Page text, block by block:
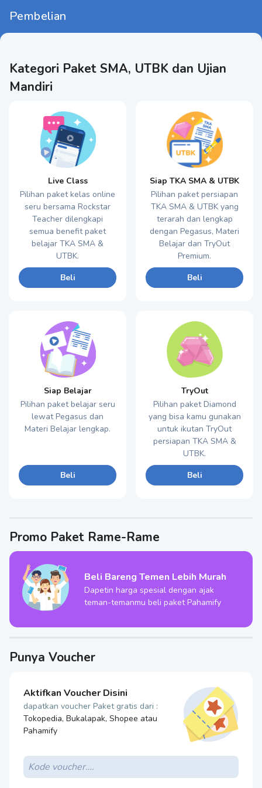
Pembelian
Kategori Paket SMA, UTBK dan Ujian
Mandiri
Live Class
Pilihan paket kelas online
seru bersama Rockstar
Teacher dilengkapi
semua benefit paket
belajar TKA SMA &
UTBK.
Beli
Siap TKA SMA & UTBK
Pilihan paket persiapan
TKA SMA & UTBK yang
terarah dan lengkap
dengan Pegasus, Materi
Belajar dan TryOut
Premium.
Beli
Siap Belajar
Pilihan paket belajar seru
lewat Pegasus dan
Materi Belajar lengkap.
Beli
TryOut
Pilihan paket Diamond
yang bisa kamu gunakan
untuk ikutan TryOut
persiapan TKA SMA &
UTBK.
Beli
Promo Paket Rame-Rame
Beli Bareng Temen Lebih Murah
Dapetin harga spesial dengan ajak
teman-temanmu beli paket Pahamify
Punya Voucher
Aktifkan Voucher Disini
dapatkan voucher Paket gratis dari :
Tokopedia, Bukalapak, Shopee atau
Pahamify